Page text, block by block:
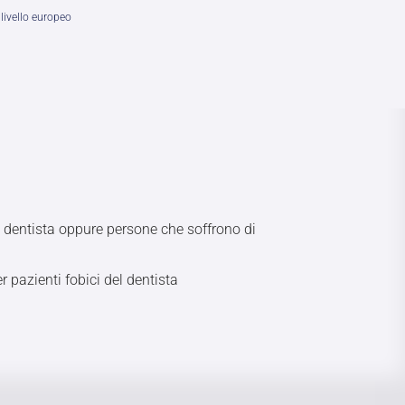
europeo
oppure persone che soffrono di
pazienti fobici del dentista